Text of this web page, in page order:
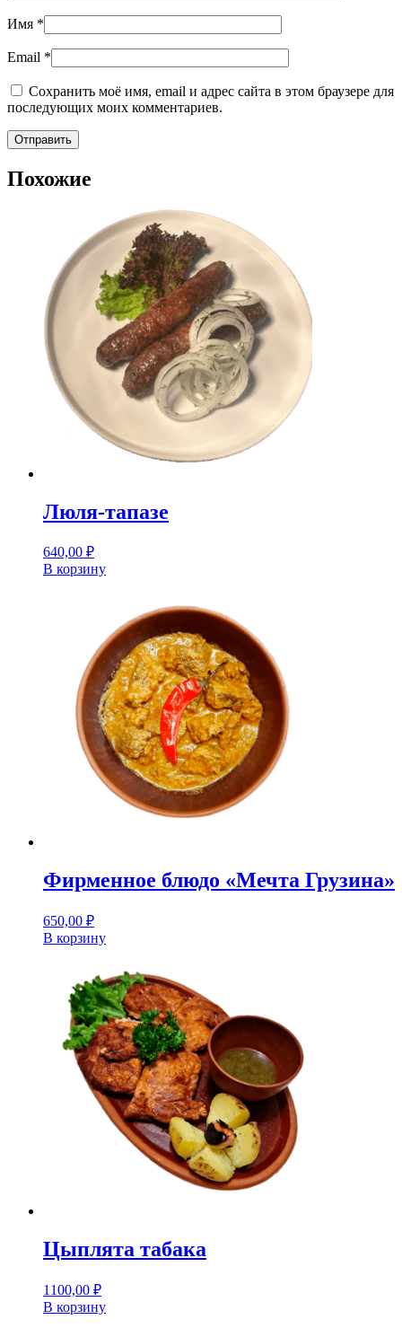
Имя *
Email *
Сохранить моё имя, email и адрес сайта в этом браузере для
последующих моих комментариев.
Похожие
Люля-тапазе
640,00 ₽
В корзину
Фирменное блюдо «Мечта Грузина»
650,00 ₽
В корзину
Цыплята табака
1100,00 ₽
В корзину